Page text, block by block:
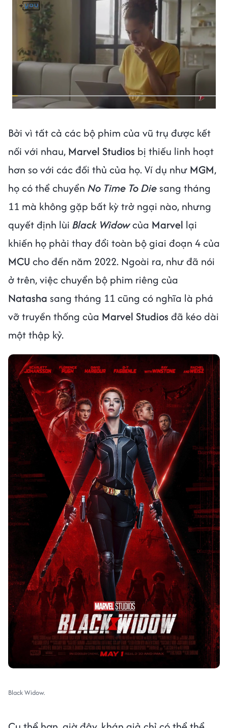
Bởi vì tất cả các bộ phim của vũ trụ được kết
nối với nhau, Marvel Studios bị thiếu linh hoạt
hơn so với các đối thủ của họ. Ví dụ như MGM,
họ có thể chuyển No Time To Die sang tháng
11 mà không gặp bất kỳ trở ngại nào, nhưng
quyết định lùi Black Widowcủa Marvel lại
khiến họ phải thay đổi toàn bộ giai đoạn 4 của
MCU cho đến năm 2022. Ngoài ra, như đã nói
ở trên, việc chuyển bộ phim riêng của
Natasha sang tháng 11 cũng có nghĩa là phá
vỡ truyền thống của Marvel Studios đã kéo dài
một thập kỷ.
Black Widow.